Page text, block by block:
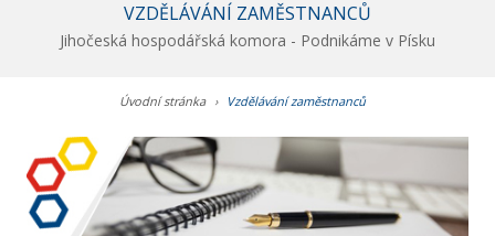
VZDĚLÁVÁNÍ ZAMĚSTNANCŮ
Jihočeská hospodářská komora - Podnikáme v Písku
Úvodní stránka › Vzdělávání zaměstnanců